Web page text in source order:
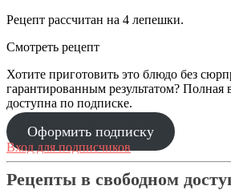
Рецепт рассчитан на 4 лепешки.
Смотреть рецепт
Хотите приготовить это блюдо без
гарантированным результатом? Полная
доступна по подписке.
Оформить подписку
Вход для подписчиков
Рецепты в свободном